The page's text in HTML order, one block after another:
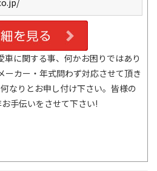
車に関する事、何かお困りではあり
ーカー・年式問わず対応させて頂き
なりとお申し付け下さい。皆様の
お手伝いをさせて下さい!